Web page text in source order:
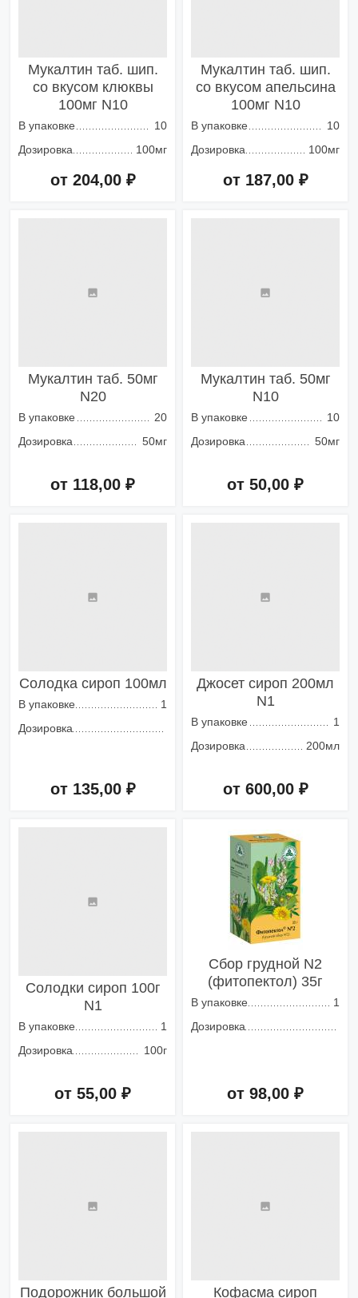
Мукалтин таб. шип.
со вкусом клюквы
100мг N10
В упаковке
10
Дозировка
100мг
от 204,00 ₽
Мукалтин таб. шип.
со вкусом апельсина
100мг N10
В упаковке
10
Дозировка
100мг
от 187,00 ₽
Мукалтин таб. 50мг
N20
В упаковке
20
Дозировка
50мг
от 118,00 ₽
Мукалтин таб. 50мг
N10
В упаковке
10
Дозировка
50мг
от 50,00 ₽
Солодка сироп 100мл
В упаковке
1
Дозировка
от 135,00 ₽
Джосет сироп 200мл
N1
В упаковке
1
Дозировка
200мл
от 600,00 ₽
Солодки сироп 100г
N1
В упаковке
1
Дозировка
100г
от 55,00 ₽
Сбор грудной N2
(фитопектол) 35г
В упаковке
1
Дозировка
от 98,00 ₽
Подорожник большой Кофасма сироп